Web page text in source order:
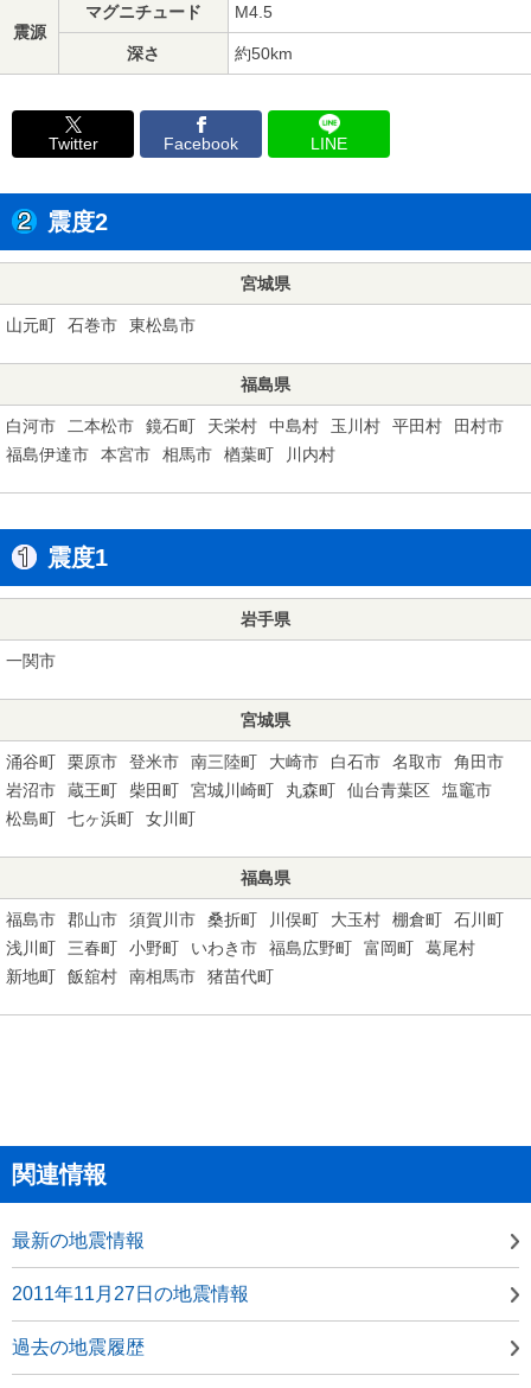
震源
マグニチュード M4.5
深さ 約50km
Twitter Facebook LINE
震度2
宮城県
山元町 石巻市 東松島市
福島県
白河市 二本松市 鏡石町 天栄村 中島村 玉川村 平田村
田村市
福島伊達市
本宮市 相馬市 楢葉町 川内村
震度1
岩手県
一関市
宮城県
涌谷町 栗原市 登米市 南三陸町 大崎市 白石市 名取市
角田市
岩沼市
蔵王町 柴田町 宮城川崎町 丸森町 仙台青葉区
塩竈市
松島町
七ヶ浜町 女川町
福島県
福島市 郡山市 須賀川市 桑折町 川俣町 大玉村 棚倉町
石川町
浅川町
三春町 小野町 いわき市 福島広野町 富岡町
葛尾村
新地町
飯舘村 南相馬市 猪苗代町
関連情報
最新の地震情報
2011年11月27日の地震情報
過去の地震履歴